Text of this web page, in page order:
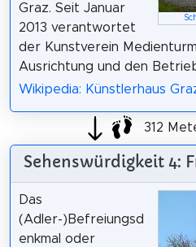
Graz. Seit Januar
2013 verantwortet
der Kunstverein
Ausrichtung und den
Wikipedia: Künstlerhaus
312
Sehenswürdigkeit 4:
Das
(Adler-)Befreiungsd
enkmal oder